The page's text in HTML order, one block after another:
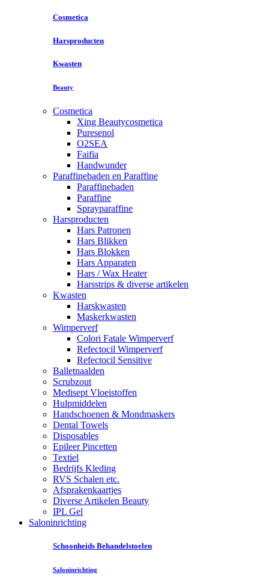
Cosmetica
Harsproducten
Kwasten
Beauty
Cosmetica
Xing Beautycosmetica
Puresenol
O2SEA
Faifia
Handwunder
Paraffinebaden en Paraffine
Paraffinebaden
Paraffine
Sprayparaffine
Harsproducten
Hars Patronen
Hars Blikken
Hars Blokken
Hars Apparaten
Hars / Wax Heater
Harsstrips & diverse artikelen
Kwasten
Harskwasten
Maskerkwasten
Wimperverf
Colori Fatale Wimperverf
Refectocil Wimperverf
Refectocil Sensitive
Balletnaalden
Scrubzout
Medisept Vloeistoffen
Hulpmiddelen
Handschoenen & Mondmaskers
Dental Towels
Disposables
Epileer Pincetten
Textiel
Bedrijfs Kleding
RVS Schalen etc.
Afsprakenkaartjes
Diverse Artikelen Beauty
IPL Gel
Saloninrichting
Schoonheids Behandelstoelen
Saloninrichting